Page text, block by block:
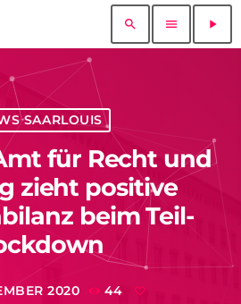
search menu play_arrow
SAARLOUIS
für Recht und
zieht positive
beim Teil-
2020 44